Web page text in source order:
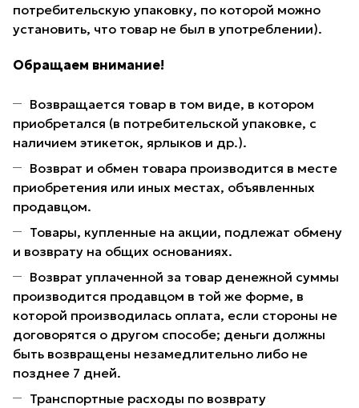
потребительскую упаковку, по которой можно
установить, что товар не был в употреблении).
Обращаем внимание!
Возвращается товар в том виде, в котором
приобретался (в потребительской упаковке, с
наличием этикеток, ярлыков и др.).
Возврат и обмен товара производится в месте
приобретения или иных местах, объявленных
продавцом.
Товары, купленные на акции, подлежат обмену
и возврату на общих основаниях.
Возврат уплаченной за товар денежной суммы
производится продавцом в той же форме, в
которой производилась оплата, если стороны не
договорятся о другом способе; деньги должны
быть возвращены незамедлительно либо не
позднее 7 дней.
Транспортные расходы по возврату